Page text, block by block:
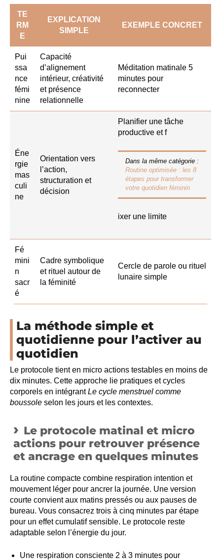
TE
RM
E
EXPLICATION
SIMPLE
EXEMPLE CONCRET
Pui
ssa
nce
fémi
nine
Capacité
d’alignement
intérieur, créativité
et présence
relationnelle
Méditation matinale 5
minutes pour
reconnecter
Éne
rgie
mas
culi
ne
Orientation vers
l’action,
structuration et
décision
Planifier une tâche
productive et f
Dans la même catégorie :
Routine optimisée : les 8
étapes pour transformer
votre quotidien féminin
ixer une limite
Fé
mini
n
sacr
é
Cadre symbolique
et rituel autour de
la féminité
Cercle de parole ou rituel
lunaire simple
La méthode simple et
quotidienne pour l’activer au
quotidien
Le protocole tient en micro actions testables en moins de
dix minutes. Cette approche lie pratiques et cycles
corporels en intégrantLe cycle menstruel comme
boussole selon les jours et les contextes.
Le protocole matinal et micro
actions pour retrouver présence
et ancrage en quelques minutes
La routine compacte combine respiration intention et
mouvement léger pour ancrer la journée. Une version
courte convient aux matins pressés ou aux pauses de
bureau. Vous consacrez trois à cinq minutes par étape
pour un effet cumulatif sensible. Le protocole reste
adaptable selon l’énergie du jour.
Une respiration consciente 2 à 3 minutes pour